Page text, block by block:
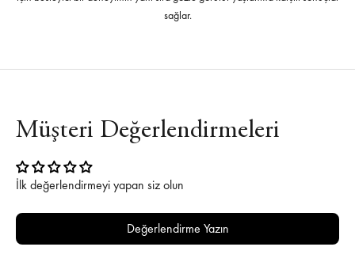
sağlar.
Müşteri Değerlendirmeleri
İlk değerlendirmeyi yapan siz olun
Değerlendirme Yazın